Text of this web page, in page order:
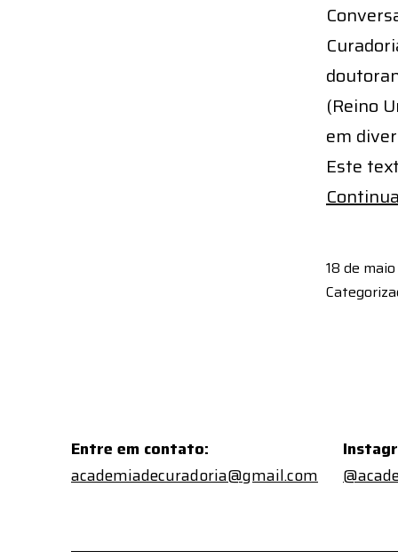
(Reino
em
Este
18 de
Entre em contato:
academiadecuradoria@gmail.com